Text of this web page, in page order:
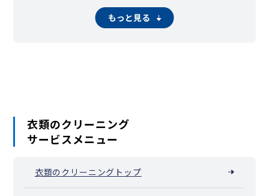
もっと見る
衣類のクリーニング
サービスメニュー
衣類のクリーニングトップ